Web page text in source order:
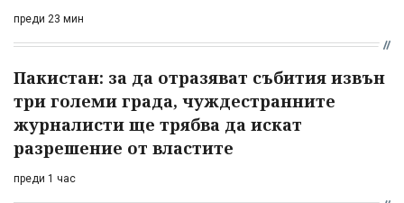
преди 23 мин
Пакистан: за да отразяват събития извън
три големи града, чуждестранните
журналисти ще трябва да искат
разрешение от властите
преди 1 час